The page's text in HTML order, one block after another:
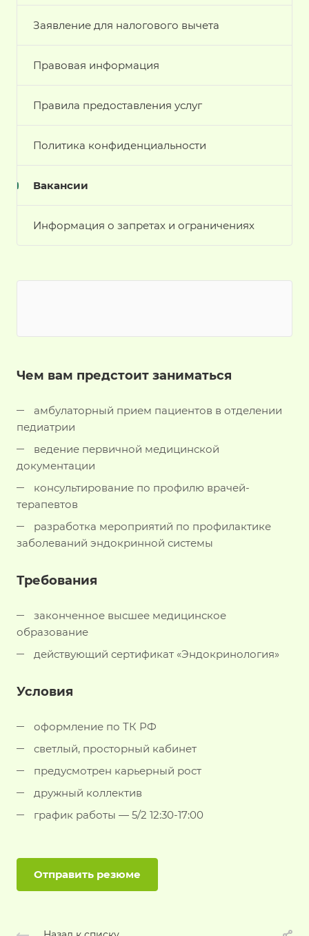
Чем вам предстоит заниматься
амбулаторный прием пациентов в отделении
педиатрии
ведение первичной медицинской
документации
консультирование по профилю врачей-
терапевтов
разработка мероприятий по профилактике
заболеваний эндокринной системы
Требования
законченное высшее медицинское
образование
действующий сертификат «Эндокринология»
Условия
оформление по ТК РФ
светлый, просторный кабинет
предусмотрен карьерный рост
дружный коллектив
график работы — 5/2 12:30-17:00
Отправить резюме
Заявление для налогового вычета
Правовая информация
Правила предоставления услуг
Политика конфиденциальности
Вакансии
Информация о запретах и ограничениях